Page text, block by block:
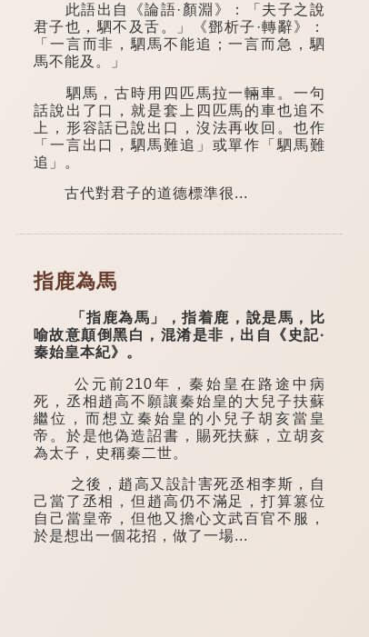
此語出自《論語·顏淵》：「夫子之說
君子也，駟不及舌。」《鄧析子·轉辭》：
「一言而非，駟馬不能追；一言而急，駟
馬不能及。」
駟馬，古時用四匹馬拉一輛車。一句
話說出了口，就是套上四匹馬的車也追不
上，形容話已說出口，沒法再收回。也作
「一言出口，駟馬難追」或單作「駟馬難
追」。
古代對君子的道德標準很...
指鹿為馬
「指鹿為馬」，指着鹿，說是馬，比
喻故意顛倒黑白，混淆是非，出自《史記·
秦始皇本紀》。
公元前210年，秦始皇在路途中病
死，丞相趙高不願讓秦始皇的大兒子扶蘇
繼位，而想立秦始皇的小兒子胡亥當皇
帝。於是他偽造詔書，賜死扶蘇，立胡亥
為太子，史稱秦二世。
之後，趙高又設計害死丞相李斯，自
己當了丞相，但趙高仍不滿足，打算篡位
自己當皇帝，但他又擔心文武百官不服，
於是想出一個花招，做了一場...